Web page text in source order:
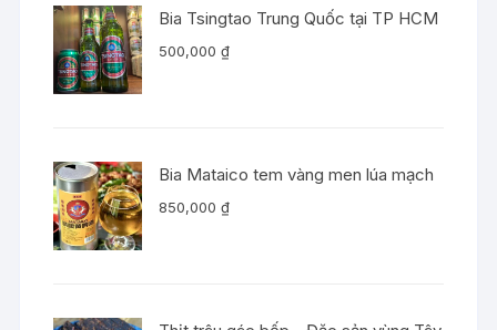
Bia Tsingtao Trung Quốc tại TP HCM
500,000₫
Bia Mataico tem vàng men lúa mạch
850,000₫